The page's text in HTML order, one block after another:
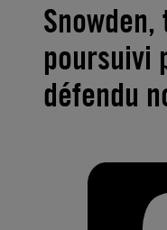
poursuivi
défendu